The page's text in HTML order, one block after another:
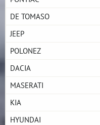
DE TOMASO
JEEP
POLONEZ
DACIA
MASERATI
KIA
HYUNDAI